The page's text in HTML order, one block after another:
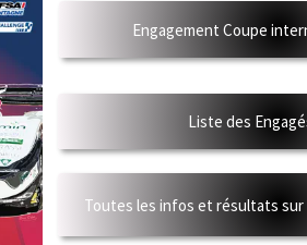
Engagement Coupe
Liste des Engagés (à
Toutes les infos et résultats sur le